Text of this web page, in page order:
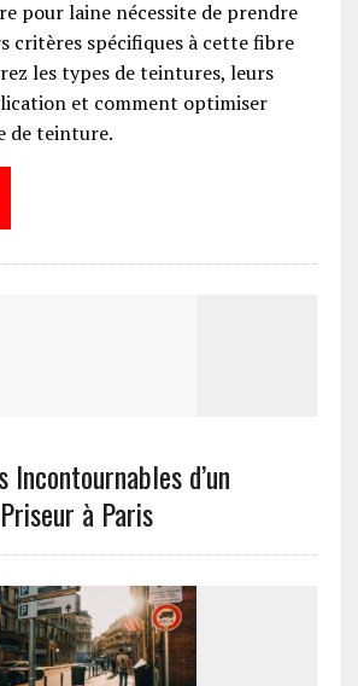
pour laine nécessite de prendre
critères spécifiques à cette fibre
les types de teintures, leurs
et comment optimiser
de teinture.
Incontournables d’un
à Paris